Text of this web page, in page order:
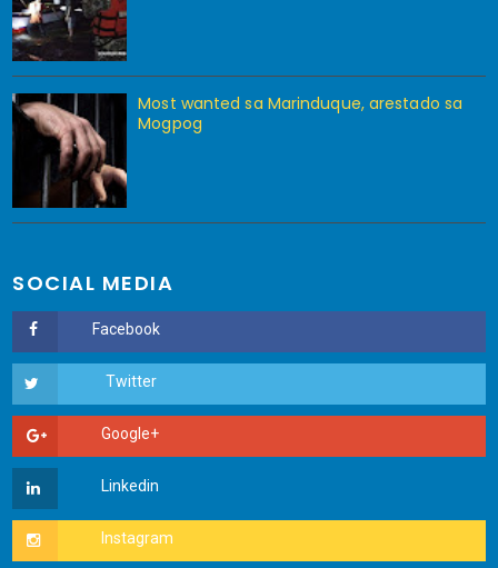
Most wanted sa Marinduque, arestado sa
Mogpog
SOCIAL MEDIA